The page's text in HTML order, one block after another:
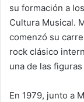
su formación a
Cultura Musical.
comenzó su
rock clásico
una de las
En 1979, junto a